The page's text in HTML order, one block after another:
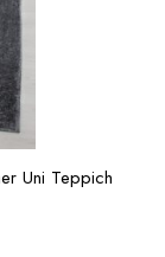
Uni Teppich